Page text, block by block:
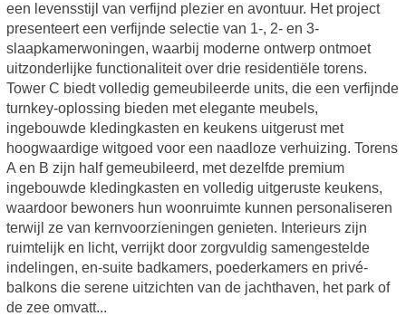
een levensstijl van verfijnd plezier en avontuur. Het project
presenteert een verfijnde selectie van 1-, 2- en 3-
slaapkamerwoningen, waarbij moderne ontwerp ontmoet
uitzonderlijke functionaliteit over drie residentiële torens.
Tower C biedt volledig gemeubileerde units, die een verfijnde
turnkey-oplossing bieden met elegante meubels,
ingebouwde kledingkasten en keukens uitgerust met
hoogwaardige witgoed voor een naadloze verhuizing. Torens
A en B zijn half gemeubileerd, met dezelfde premium
ingebouwde kledingkasten en volledig uitgeruste keukens,
waardoor bewoners hun woonruimte kunnen personaliseren
terwijl ze van kernvoorzieningen genieten. Interieurs zijn
ruimtelijk en licht, verrijkt door zorgvuldig samengestelde
indelingen, en-suite badkamers, poederkamers en privé-
balkons die serene uitzichten van de jachthaven, het park of
de zee omvatt...